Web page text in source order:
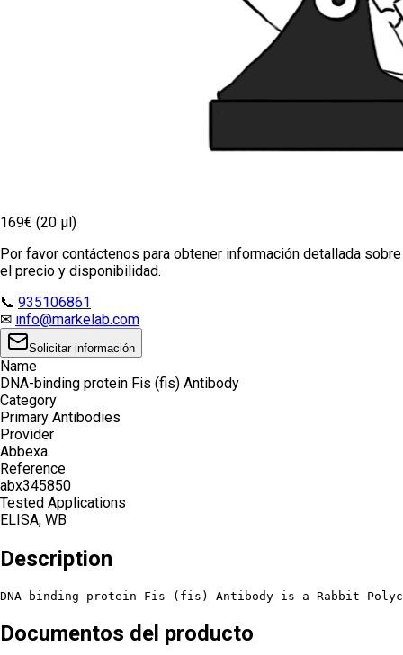
169€ (20 µl)
Por favor contáctenos para obtener información detallada sobre
el precio y disponibilidad.
📞 935106861
✉ info@markelab.com
Solicitar información
Name
DNA-binding protein Fis (fis) Antibody
Category
Primary Antibodies
Provider
Abbexa
Reference
abx345850
Tested Applications
ELISA, WB
Description
DNA-binding protein Fis (fis) Antibody is a Rabbit
Documentos del producto